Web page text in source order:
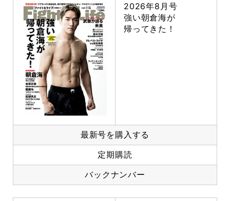
2026年8月号
強い朝倉海が
帰ってきた！
最新号を購入する
定期購読
バックナンバー